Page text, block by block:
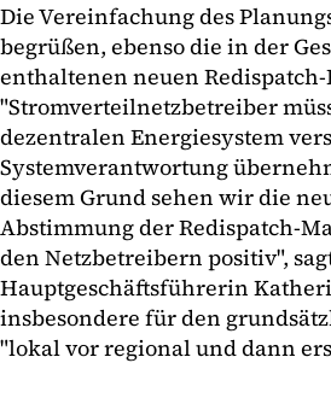
Die Vereinfachung des
begrüßen, ebenso die in der
enthaltenen neuen
"Stromverteilnetzbetreiber
dezentralen Energiesystem
Systemverantwortung
diesem Grund sehen wir die
Abstimmung der Redispatch-
den Netzbetreibern positiv",
Hauptgeschäftsführerin
insbesondere für den
"lokal vor regional und dann